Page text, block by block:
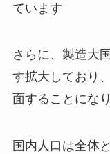
ています
さらに、製造大
す拡大しており
面することにな
国内人口は全体